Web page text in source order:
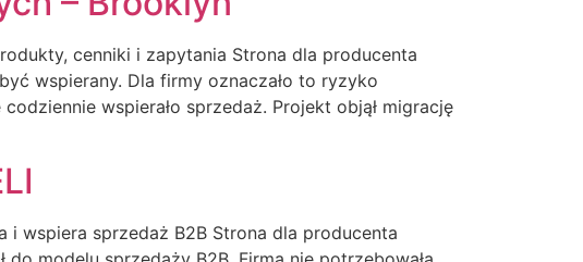
cenniki i zapytania Strona dla producenta
wspierany. Dla firmy oznaczało to ryzyko
wspierało sprzedaż. Projekt objął migrację
wspiera sprzedaż B2B Strona dla producenta